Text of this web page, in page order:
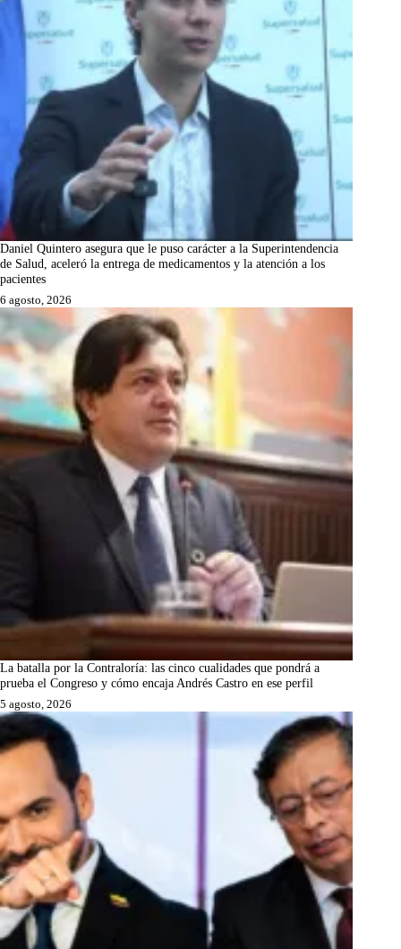
Daniel Quintero asegura que le puso carácter a la Superintendencia
de Salud, aceleró la entrega de medicamentos y la atención a los
pacientes
6 agosto, 2026
La batalla por la Contraloría: las cinco cualidades que pondrá a
prueba el Congreso y cómo encaja Andrés Castro en ese perfil
5 agosto, 2026